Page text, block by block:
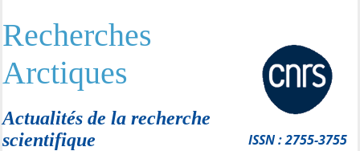
Recherches
Arctiques
Actualités de la recherche
scientifique
ISSN : 2755-3755